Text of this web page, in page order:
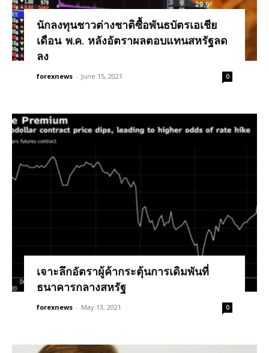
นักลงทุนชาวต่างชาติซื้อพันธบัตรเอเชีย
เดือน พ.ค. หลังอัตราผลตอบแทนสหรัฐลด
ลง
forexnews - June 15, 2021 0
เจาะลึกอัตราผู้ค้ากระตุ้นการเดิมพันที่
ธนาคารกลางสหรัฐ
forexnews - May 13, 2021 0